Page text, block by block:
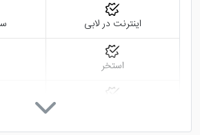
اینترنت در لابی
استخر